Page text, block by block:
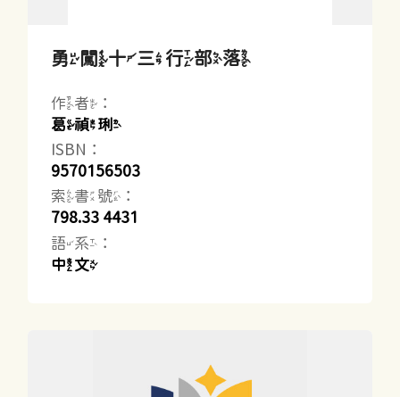
勇闖十三行部落
作者：
葛禎琍
ISBN：
9570156503
索書號：
798.33 4431
語系：
中文